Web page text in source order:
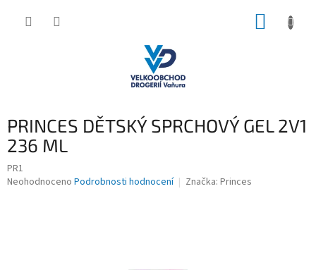
PRINCES DĚTSKÝ SPRCHOVÝ GEL 2V1
236 ML
PR1
Průměrné
Neohodnoceno Podrobnosti hodnocení Značka: Princes